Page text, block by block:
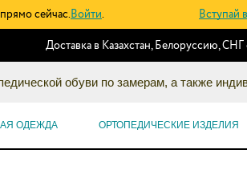
сейчас.Войти. Вступай
Доставка в Казахстан, Белоруссию, СНГ
обуви по замерам, а также
ОДЕЖДА ОРТОПЕДИЧЕСКИЕ ИЗДЕЛИЯ